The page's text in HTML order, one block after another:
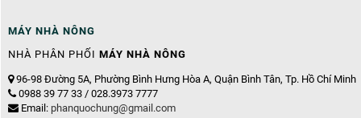
MÁY NHÀ NÔNG
NHÀ PHÂN PHỐI MÁY NHÀ NÔNG
96-98 Đường 5A, Phường Bình Hưng Hòa A, Quận Bình Tân, Tp. Hồ Chí Minh
0988 39 77 33 / 028.3973 7777
Email: phanquochung@gmail.com